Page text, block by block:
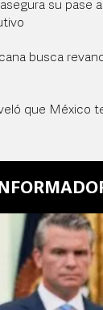
su pase
busca
que México